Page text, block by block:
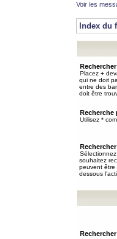
Voir les
Index du
Placez +
qui ne doit
entre des
doit être
Recherche
Utilisez *
souhaitez
peuvent être
dessous